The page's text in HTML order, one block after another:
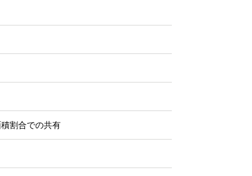
割合での共有